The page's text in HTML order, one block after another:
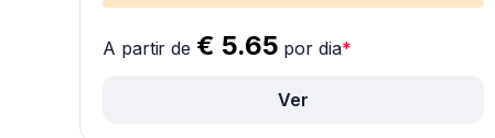
A partir de € 5.65 por dia*
Ver